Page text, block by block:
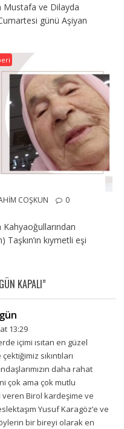
Mustafa ve Dilayda
günü Aşiyan
COŞKUN
0
kıymetli eşi
KAPALI”
13:29
içimi ısıtan en güzel
sıkıntıları
daha rahat
çok ama çok mutlu
Birol kardeşime ve
Yusuf Karagöz’e ve
bir bireyi olarak en